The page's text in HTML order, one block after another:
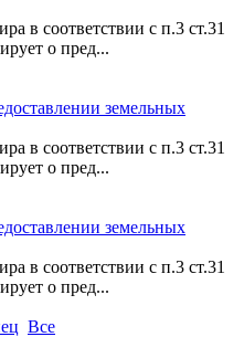
в соответствии с п.3 ст.31
о пред...
земельных
в соответствии с п.3 ст.31
о пред...
земельных
в соответствии с п.3 ст.31
о пред...
Все